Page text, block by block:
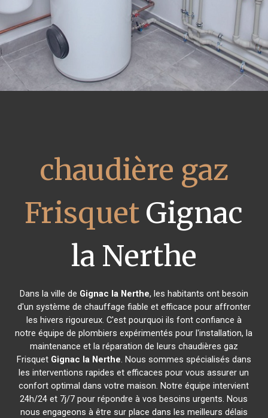
chaudière gaz
Frisquet Gignac
la Nerthe
Dans la ville de Gignac la Nerthe, les habitants ont besoin
d'un système de chauffage fiable et efficace pour affronter
les hivers rigoureux. C'est pourquoi ils font confiance à
notre équipe de plombiers expérimentés pour l'installation, la
maintenance et la réparation de leurs chaudières gaz
Frisquet Gignac la Nerthe. Nous sommes spécialisés dans
les interventions rapides et efficaces pour vous assurer un
confort optimal dans votre maison. Notre équipe intervient
24h/24 et 7j/7 pour répondre à vos besoins urgents. Nous
nous engageons à être sur place dans les meilleurs délais